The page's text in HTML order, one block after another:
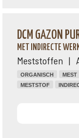
DCM GAZON
MET INDIRECTE
Meststoffen |
ORGANISCH MEST
MESTSTOF